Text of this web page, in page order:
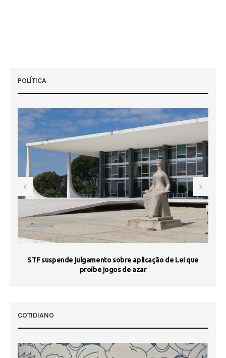
POLÍTICA
STF suspende julgamento sobre aplicação de Lei que
proíbe jogos de azar
COTIDIANO